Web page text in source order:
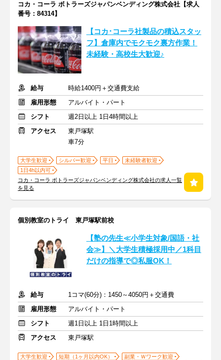
コカ・コーラ ボトラーズジャパンベンディング株式会社【求人
番号：84314】
【コカ･コーラ社製品の積込スタッ
フ】倉庫内でモクモク裏方作業！
未経験・高校生大歓迎♪
給与
時給1400円＋交通費支給
雇用形態
アルバイト・パート
シフト
週2日以上 1日4時間以上
アクセス
東戸塚駅
車7分
大学生歓迎 シルバー歓迎 平日
未経験者歓迎
1日4h以内可
コカ・コーラ ボトラーズジャパンベンディング株式会社の求人一覧
を見る
個別教室のトライ 東戸塚駅前校
【塾の先生≪小学生対象/国語・社
会≫】＼大学生積極採用中／1科目
だけの指導で◎私服OK！
給与
1コマ(60分)：1450～4050円＋交通費
雇用形態
アルバイト・パート
シフト
週1日以上 1日1時間以上
アクセス
東戸塚駅
大学生歓迎 短期（1ヶ月以内OK）
副業・Ｗワーク歓迎